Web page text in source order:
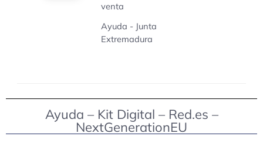
venta
Ayuda - Junta
Extremadura
Ayuda – Kit Digital – Red.es –
NextGenerationEU